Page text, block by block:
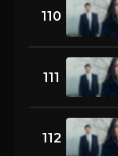
110
111
112